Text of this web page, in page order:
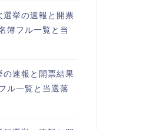
選挙の速報と開票
簿フル一覧と当
の速報と開票結果
ル一覧と当選落